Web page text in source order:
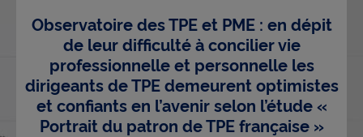
Accessibilité
Observatoire des TPE et PME : en dépit
de leur difficulté à concilier vie
professionnelle et personnelle les
dirigeants de TPE demeurent optimistes
et confiants en l’avenir selon l’étude «
Portrait du patron de TPE française »